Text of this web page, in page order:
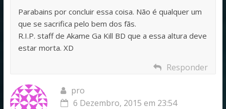
Parabains por concluir essa coisa. Não é qualquer um
que se sacrifica pelo bem dos fãs.
R.I.P. staff de Akame Ga Kill BD que a essa altura deve
estar morta. XD
Responder
pro
6 Dezembro, 2015 em 23:54